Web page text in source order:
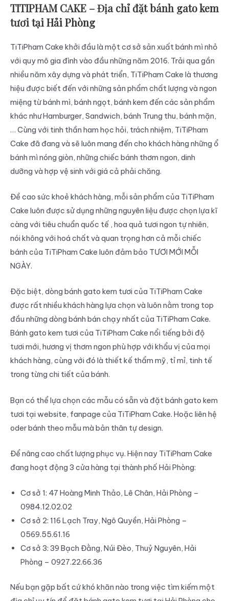
TITIPHAM CAKE – Địa chỉ đặt bánh gato kem
tươi tạiHải Phòng
TiTiPham Cake khởi đầu là một cơ sở sản xuất bánh mì nhỏ
với quy mô gia đình vào đầu những năm 2016. Trải qua gần
nhiều năm xây dựng và phát triển, TiTiPham Cake là thương
hiệu được biết đến với những sản phẩm chất lượng và ngon
miệng từ bánh mì, bánh ngọt, bánh kem đến các sản phẩm
khác như Hamburger, Sandwich, bánh Trung thu, bánh mặn,
… Cùng với tinh thần ham học hỏi, trách nhiệm, TiTiPham
Cake đã đang và sẽ luôn mang đến cho khách hàng những ổ
bánh mì nóng giòn, những chiếc bánh thơm ngon, dinh
dưỡng và hợp vệ sinh với giá cả phải chăng.
Đề cao sức khoẻ khách hàng, mỗi sản phẩm của TiTiPham
Cake luôn được sử dụng những nguyên liệu được chọn lựa kĩ
càng với tiêu chuẩn quốc tế , hoa quả tươi ngon tự nhiên,
nói không với hoá chất và quan trọng hơn cả mỗi chiếc
bánh của TiTiPham Cake luôn đảm bảo TƯƠI MỚI MỖI
NGÀY.
Đặc biệt, dòng bánh gato kem tươi của TiTiPham Cake
được rất nhiều khách hàng lựa chọn và luôn nằm trong top
đầu những dòng bánh bán chạy nhất của TiTiPham Cake.
Bánh gato kem tươi của TiTiPham Cake nổi tiếng bởi độ
tươi mới, hương vị thơm ngon phù hợp với khẩu vị của mọi
khách hàng, cùng với đó là thiết kế thẩm mỹ, tỉ mỉ, tinh tế
trong từng chi tiết của bánh.
Bạn có thể lựa chọn các mẫu có sẵn và đặt bánh gato kem
tươi tại website, fanpage của TiTiPham Cake. Hoặc liên hệ
oder bánh theo mẫu mà bản thân tự design.
Để nâng cao chất lượng phục vụ. Hiện nay TiTiPham Cake
đang hoạt động 3 cửa hàng tại thành phố Hải Phòng:
Cơ sở 1: 47 Hoàng Minh Thảo, Lê Chân, Hải Phòng –
0984.12.02.02
Cơ sở 2: 116 Lạch Tray, Ngô Quyền, Hải Phòng –
0569.55.61.16
Cơ sở 3: 39 Bạch Đằng, Núi Đèo, Thuỷ Nguyên, Hải
Phòng – 0927.22.66.36
Nếu bạn gặp bất cứ khó khăn nào trong việc tìm kiếm một